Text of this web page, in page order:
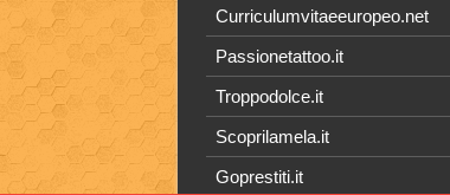
Curriculumvitaeeuropeo.net
Passionetattoo.it
Troppodolce.it
Scoprilamela.it
Goprestiti.it